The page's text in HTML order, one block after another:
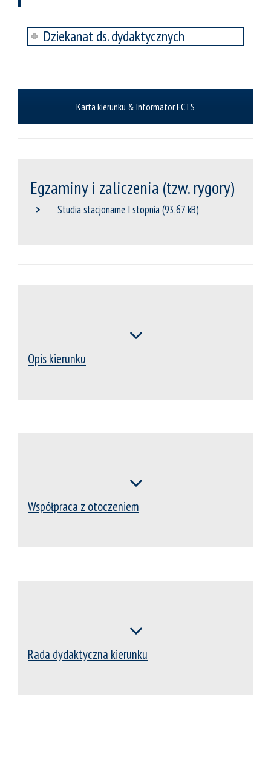
Dziekanat ds. dydaktycznych
Karta kierunku & Informator ECTS
Egzaminy i zaliczenia (tzw. rygory)
Studia stacjonarne I stopnia
Opis kierunku
Współpraca z otoczeniem
Rada dydaktyczna kierunku